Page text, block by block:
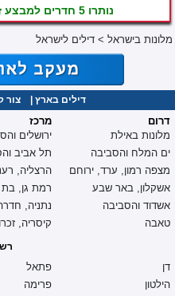
נותרו 5 חדרים למבצע זה !
מלונות בישראל > דילים לישראל
דילים בארץ צור
מרכז
ירושלים
תל אביב
הרצליה,
רמת גן, בת
נתניה,
קיסריה,
דרום
מלונות באילת
ים המלח והסביבה
מצפה רמון, ערד, ירוחם
אשקלון, באר שבע
אשדוד והסביבה
טאבה
פתאל
פרימה
דן
הילטון